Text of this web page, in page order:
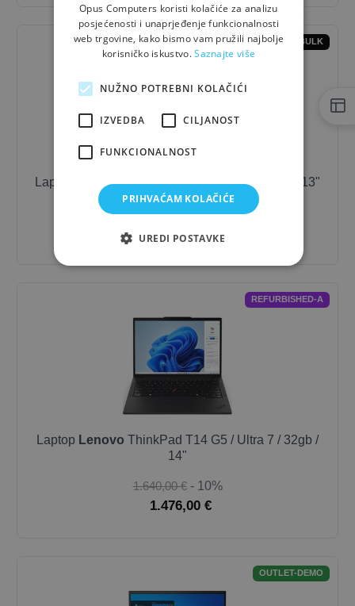
BULK
Laptop LenovoThinkPad X13 G4 / i5 / 16 GB / 13"
1.063,33 € - 10%
957,00 €
REFURBISHED-A
Laptop Lenovo ThinkPad T14 G5 / Ultra 7 / 32gb /
14"
1.640,00 € - 10%
1.476,00 €
OUTLET-DEMO
Opus Computers koristi kolačiće za analizu
posjećenosti i unaprjeđenje funkcionalnosti
web trgovine, kako bismo vam pružili najbolje
korisničko iskustvo.Saznajte više
NUŽNO POTREBNI KOLAČIĆI
IZVEDBA CILJANOST
FUNKCIONALNOST
PRIHVAĆAM KOLAČIĆE
UREDI POSTAVKE